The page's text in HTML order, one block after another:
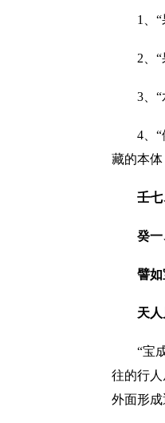
1、“
2、
3、
4、
藏的本
壬七
癸
譬如
天人
“宝
往的行
外面形成